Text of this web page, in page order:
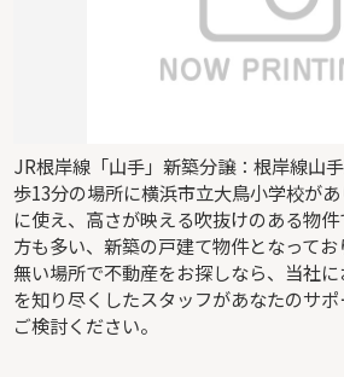
JR根岸線「山手」新築分譲：根岸線山
歩13分の場所に横浜市立大鳥小学校が
に使え、高さが映える吹抜けのある物
方も多い、新築の戸建て物件となって
無い場所で不動産をお探しなら、当社
を知り尽くしたスタッフがあなたのサ
ご検討ください。